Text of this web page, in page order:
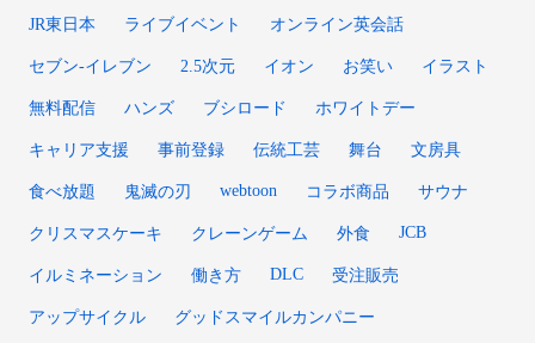
JR東日本 ライブイベント オンライン英会話
セブン-イレブン 2.5次元 イオン お笑い イラスト
無料配信 ハンズ ブシロード ホワイトデー
キャリア支援 事前登録 伝統工芸 舞台 文房具
食べ放題 鬼滅の刃 webtoon コラボ商品 サウナ
クリスマスケーキ クレーンゲーム 外食 JCB
イルミネーション 働き方 DLC 受注販売
アップサイクル グッドスマイルカンパニー